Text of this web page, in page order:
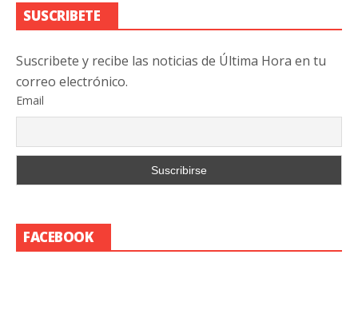
SUSCRIBETE
Suscribete y recibe las noticias de Última Hora en tu
correo electrónico.
Email
FACEBOOK